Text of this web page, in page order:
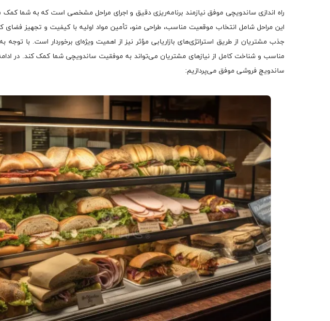
راه اندازی ساندویچی موفق نیازمند برنامه‌ریزی دقیق و اجرای مراحل مشخصی است که به شما کمک
این مراحل شامل انتخاب موقعیت مناسب، طراحی منو، تأمین مواد اولیه با کیفیت و تجهیز
جذب مشتریان از طریق استراتژی‌های بازاریابی مؤثر نیز از اهمیت ویژه‌ای برخوردار است. با
ساندویچ فروشی موفق می‌پردازیم: